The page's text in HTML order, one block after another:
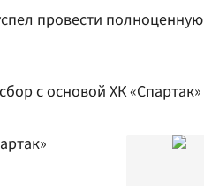
провести полноценную
с основой ХК «Спартак»